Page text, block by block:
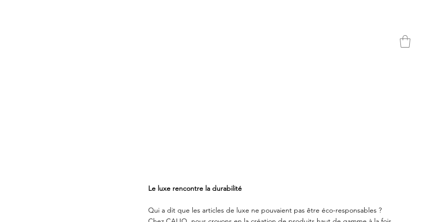
Le luxe rencontre la durabilité
Qui a dit que les articles de luxe ne pouvaient pas être éco-responsables ?